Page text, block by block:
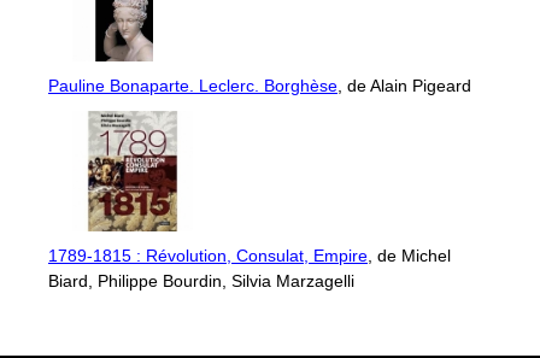
Pauline Bonaparte. Leclerc. Borghèse , de Alain Pigeard
1789-1815 : Révolution, Consulat, Empire , de Michel
Biard, Philippe Bourdin, Silvia Marzagelli